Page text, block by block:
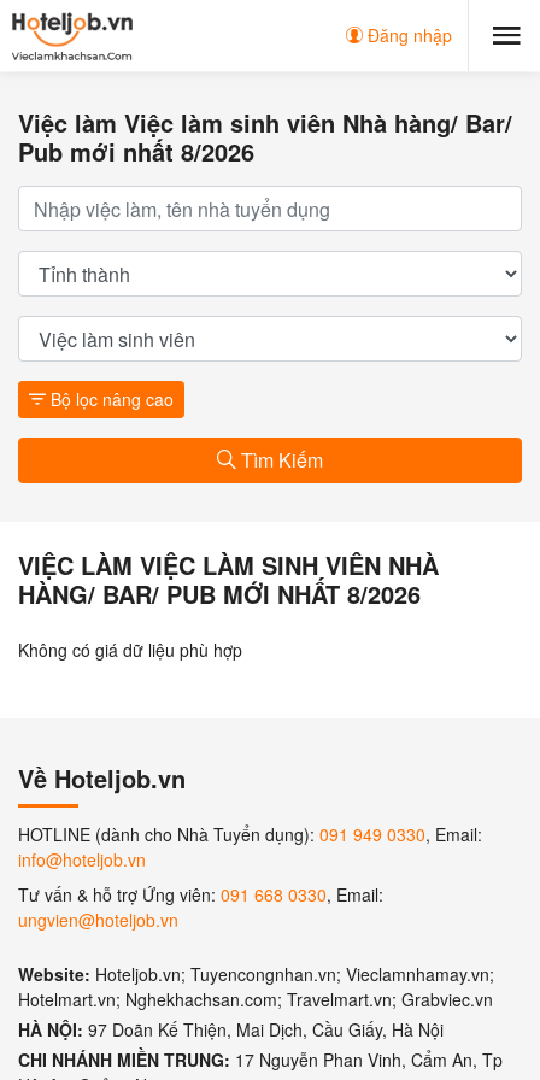
Đăng nhập
Việc làm Việc làm sinh viên Nhà hàng/ Bar/
Pub mới nhất 8/2026
Bộ lọc nâng cao
Tìm Kiếm
VIỆC LÀM VIỆC LÀM SINH VIÊN NHÀ
HÀNG/ BAR/ PUB MỚI NHẤT 8/2026
Không có giá dữ liệu phù hợp
Về Hoteljob.vn
HOTLINE (dành cho Nhà Tuyển dụng): 091 949 0330, Email:
info@hoteljob.vn
Tư vấn & hỗ trợ Ứng viên: 091 668 0330, Email:
ungvien@hoteljob.vn
Website: Hoteljob.vn; Tuyencongnhan.vn; Vieclamnhamay.vn;
Hotelmart.vn; Nghekhachsan.com; Travelmart.vn; Grabviec.vn
HÀ NỘI: 97 Doãn Kế Thiện, Mai Dịch, Cầu Giấy, Hà Nội
CHI NHÁNH MIỀN TRUNG: 17 Nguyễn Phan Vinh, Cẩm An, Tp